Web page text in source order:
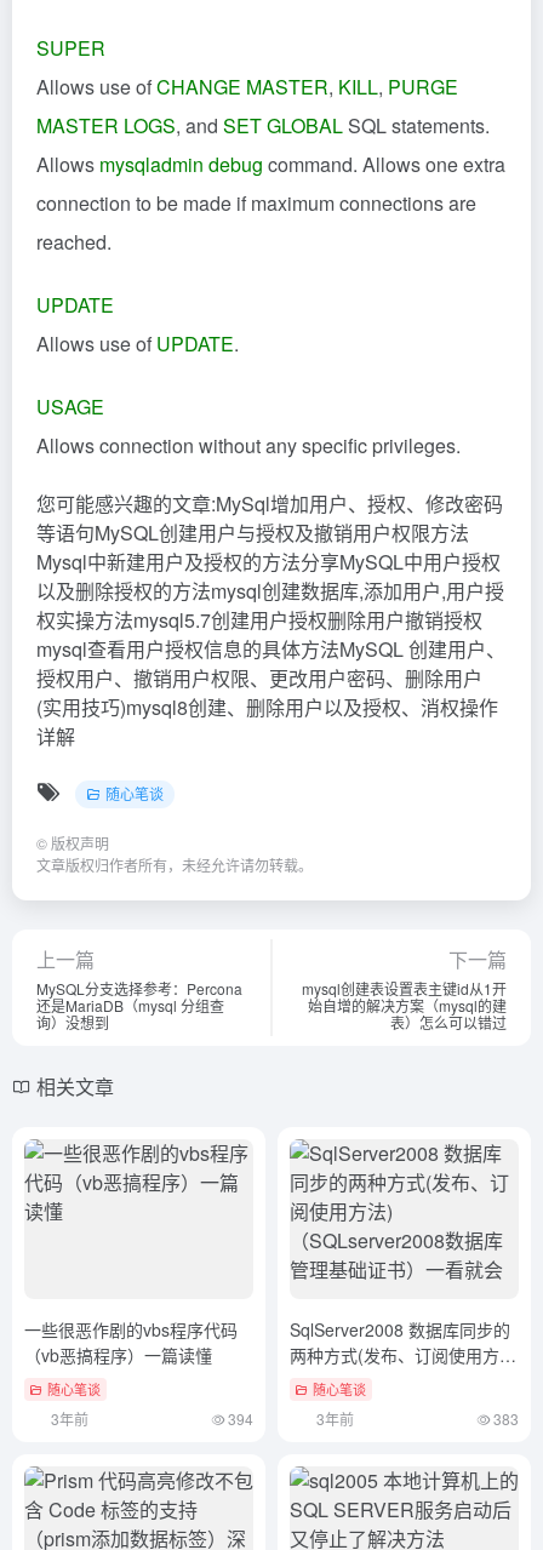
SUPER
Allows use ofCHANGE MASTER, KILL, PURGE
MASTER LOGS, and SET GLOBALSQL statements.
Allows mysqladmin debug command. Allows one extra
connection to be made if maximum connections are
reached.
UPDATE
Allows use of UPDATE.
USAGE
Allows connection without any specific privileges.
您可能感兴趣的文章:MySql增加用户、授权、修改密码
等语句MySQL创建用户与授权及撤销用户权限方法
Mysql中新建用户及授权的方法分享MySQL中用户授权
以及删除授权的方法mysql创建数据库,添加用户,用户授
权实操方法mysql5.7创建用户授权删除用户撤销授权
mysql查看用户授权信息的具体方法MySQL 创建用户、
授权用户、撤销用户权限、更改用户密码、删除用户
(实用技巧)mysql8创建、删除用户以及授权、消权操作
详解
随心笔谈
© 版权声明
文章版权归作者所有，未经允许请勿转载。
上一篇
MySQL分支选择参考：Percona
还是MariaDB（mysql 分组查
询）没想到
下一篇
mysql创建表设置表主键id从1开
始自增的解决方案（mysql的建
表）怎么可以错过
相关文章
一些很恶作剧的vbs程序代码
（vb恶搞程序）一篇读懂
随心笔谈
3年前 394
SqlServer2008 数据库同步的
两种方式(发布、订阅使用方
法)（SQLserver2008数据库管
理基础证书）一看就会
随心笔谈
3年前 383